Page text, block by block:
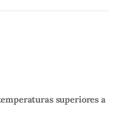
superiores a